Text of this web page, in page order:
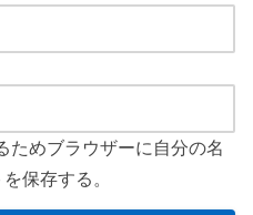
ためブラウザーに自分の名
保存する。